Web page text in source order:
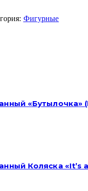
Фигурные
«Бутылочка»
Коляска «It’s